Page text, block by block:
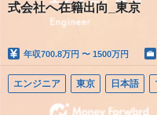
式会社へ在籍出向_東京
年収700.8万円 〜 1500万円
エンジニア 東京 日本語